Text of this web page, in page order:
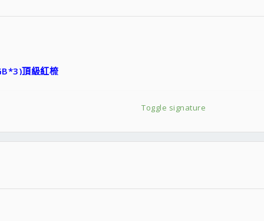
Toggle signature
頂級紅梳
模組式
Fatality Champion